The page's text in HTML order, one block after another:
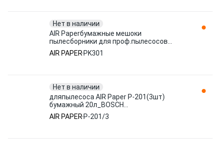
Нет в наличии
AIR Paperбумажные мешоки
пылесборники для проф.пылесосов
KARCHER 5 штук до 36 л PK301
AIR PAPER PK301
Нет в наличии
дляпылесоса AIR Paper P-201(3шт)
бумажный 20л_BOSCH
GAS15,GAS20L,GAS1200L,HAMMER,MAKITA
VC, ш
AIR PAPER P-201/3